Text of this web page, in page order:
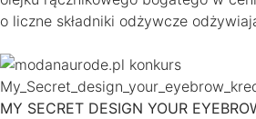
o liczne składniki odżywcze
MY SECRET DESIGN YOUR